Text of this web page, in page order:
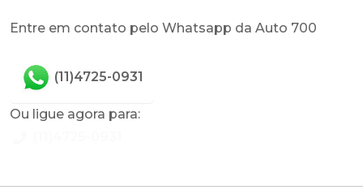
Entre em contato pelo Whatsapp da Auto 700
(11)4725-0931
Ou ligue agora para: